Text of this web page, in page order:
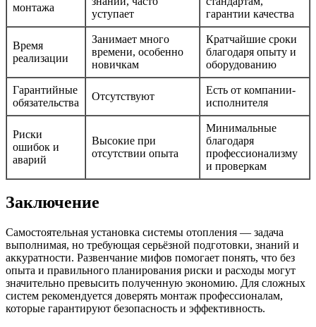
монтажа
уступает
гарантии качества
Время
реализации
Занимает много
времени, особенно
новичкам
Кратчайшие сроки
благодаря опыту и
оборудованию
Гарантийные
обязательства
Отсутствуют
Есть от компании-
исполнителя
Риски
ошибок и
аварий
Высокие при
отсутствии опыта
Минимальные
благодаря
профессионализму
и проверкам
Заключение
Самостоятельная установка системы отопления — задача
выполнимая, но требующая серьёзной подготовки, знаний и
аккуратности. Развенчание мифов помогает понять, что без
опыта и правильного планирования риски и расходы могут
значительно превысить полученную экономию. Для сложных
систем рекомендуется доверять монтаж профессионалам,
которые гарантируют безопасность и эффективность.